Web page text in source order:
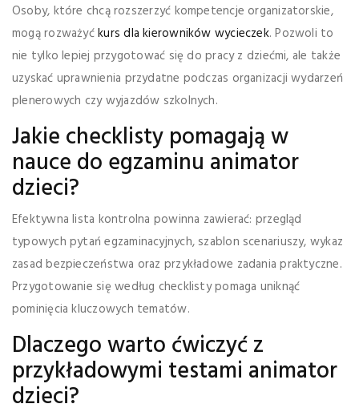
Osoby, które chcą rozszerzyć kompetencje organizatorskie,
mogą rozważyćkurs dla kierowników wycieczek. Pozwoli to
nie tylko lepiej przygotować się do pracy z dziećmi, ale także
uzyskać uprawnienia przydatne podczas organizacji wydarzeń
plenerowych czy wyjazdów szkolnych.
Jakie checklisty pomagają w
nauce do egzaminu animator
dzieci?
Efektywna lista kontrolna powinna zawierać: przegląd
typowych pytań egzaminacyjnych, szablon scenariuszy, wykaz
zasad bezpieczeństwa oraz przykładowe zadania praktyczne.
Przygotowanie się według checklisty pomaga uniknąć
pominięcia kluczowych tematów.
Dlaczego warto ćwiczyć z
przykładowymi testami animator
dzieci?